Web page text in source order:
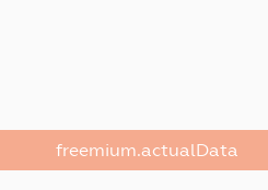
freemium.actualData